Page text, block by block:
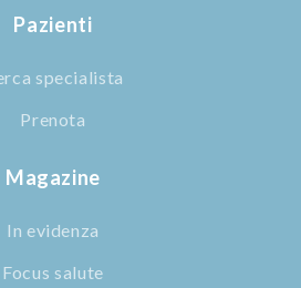
Pazienti
specialista
Prenota
Magazine
In evidenza
Focus salute